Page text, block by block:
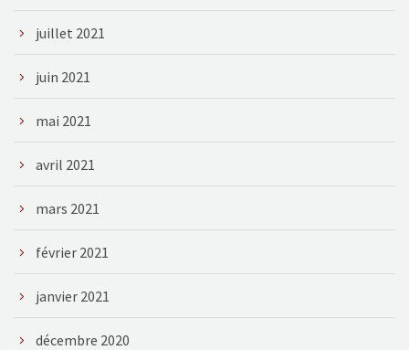
juillet 2021
juin 2021
mai 2021
avril 2021
mars 2021
février 2021
janvier 2021
décembre 2020